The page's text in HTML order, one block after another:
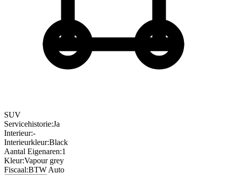
SUV
Servicehistorie:Ja
Interieur:-
Interieurkleur:Black
Aantal Eigenaren:1
Kleur:Vapour grey
Fiscaal:BTW Auto